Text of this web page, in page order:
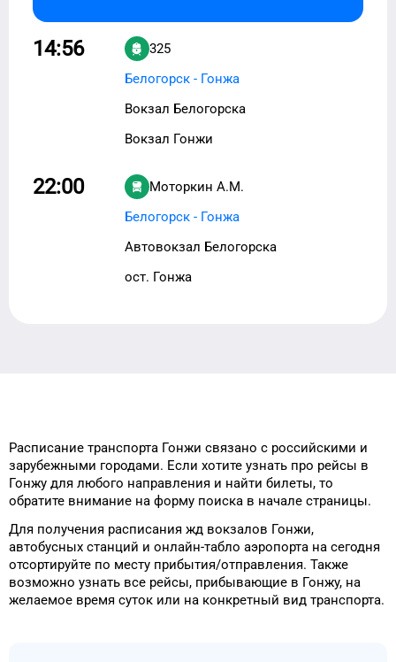
14:56
325
Белогорск - Гонжа
Вокзал Белогорска
Вокзал Гонжи
22:00
Моторкин А.М.
Белогорск - Гонжа
Автовокзал Белогорска
ост. Гонжа
Расписание транспорта Гонжи связано с российскими и
зарубежными городами. Если хотите узнать про рейсы в
Гонжу для любого направления и найти билеты, то
обратите внимание на форму поиска в начале страницы.
Для получения расписания жд вокзалов Гонжи,
автобусных станций и онлайн-табло аэропорта на сегодня
отсортируйте по месту прибытия/отправления. Также
возможно узнать все рейсы, прибывающие в Гонжу, на
желаемое время суток или на конкретный вид транспорта.